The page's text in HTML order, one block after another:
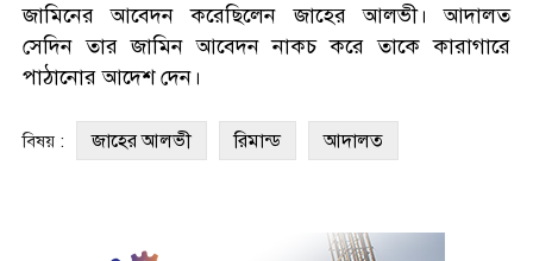
জামিনের আবেদন করেছিলেন জাহের আলভী। আদালত
সেদিন তার জামিন আবেদন নাকচ করে তাকে কারাগারে
পাঠানোর আদেশ দেন।
বিষয় : জাহের আলভী রিমান্ড আদালত